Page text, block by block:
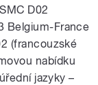
D02
Belgium-France
(francouzské
nabídku
jazyky –